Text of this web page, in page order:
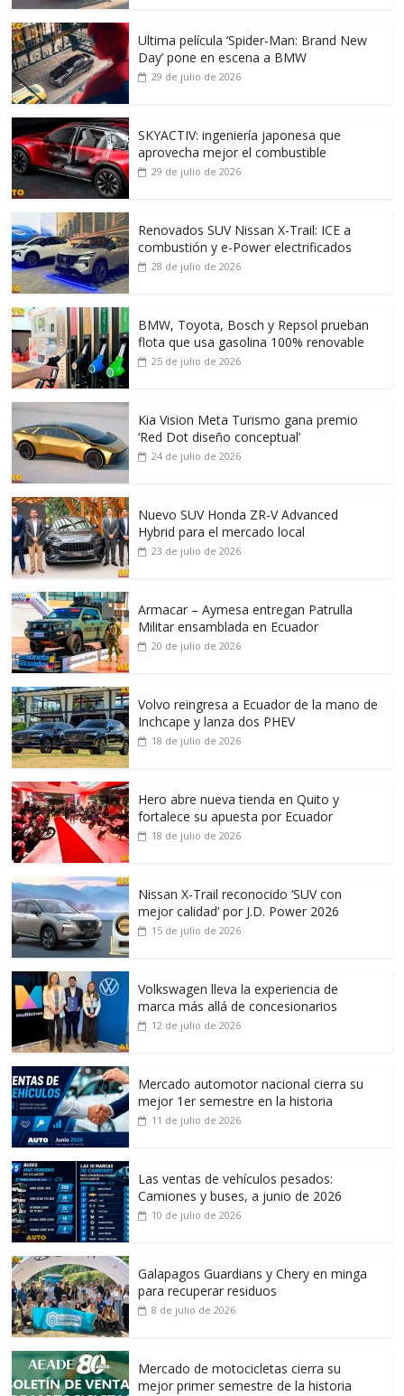
Ultima película ‘Spider‑Man: Brand New
Day’ pone en escena a BMW
29 de julio de 2026
SKYACTIV: ingeniería japonesa que
aprovecha mejor el combustible
29 de julio de 2026
Renovados SUV Nissan X-Trail: ICE a
combustión y e-Power electrificados
28 de julio de 2026
BMW, Toyota, Bosch y Repsol prueban
flota que usa gasolina 100% renovable
25 de julio de 2026
Kia Vision Meta Turismo gana premio
‘Red Dot diseño conceptual’
24 de julio de 2026
Nuevo SUV Honda ZR-V Advanced
Hybrid para el mercado local
23 de julio de 2026
Armacar – Aymesa entregan Patrulla
Militar ensamblada en Ecuador
20 de julio de 2026
Volvo reingresa a Ecuador de la mano de
Inchcape y lanza dos PHEV
18 de julio de 2026
Hero abre nueva tienda en Quito y
fortalece su apuesta por Ecuador
18 de julio de 2026
Nissan X-Trail reconocido ‘SUV con
mejor calidad’ por J.D. Power 2026
15 de julio de 2026
Volkswagen lleva la experiencia de
marca más allá de concesionarios
12 de julio de 2026
Mercado automotor nacional cierra su
mejor 1er semestre en la historia
11 de julio de 2026
Las ventas de vehículos pesados:
Camiones y buses, a junio de 2026
10 de julio de 2026
Galapagos Guardians y Chery en minga
para recuperar residuos
8 de julio de 2026
Mercado de motocicletas cierra su
mejor primer semestre de la historia